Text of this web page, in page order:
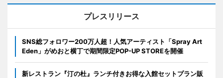
プレスリリース
SNS総フォロワー200万人超！人気アーティスト「Spray Art
Eden」がめおと横丁で期間限定POP-UP STOREを開催
新レストラン『汀の杜』ランチ付きお得な入館セットプラン販